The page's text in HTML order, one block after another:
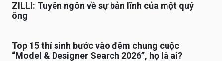
ZILLI: Tuyên ngôn về sự bản lĩnh của một quý
ông
Top 15 thí sinh bước vào đêm chung cuộc
“Model & Designer Search 2026”, họ là ai?